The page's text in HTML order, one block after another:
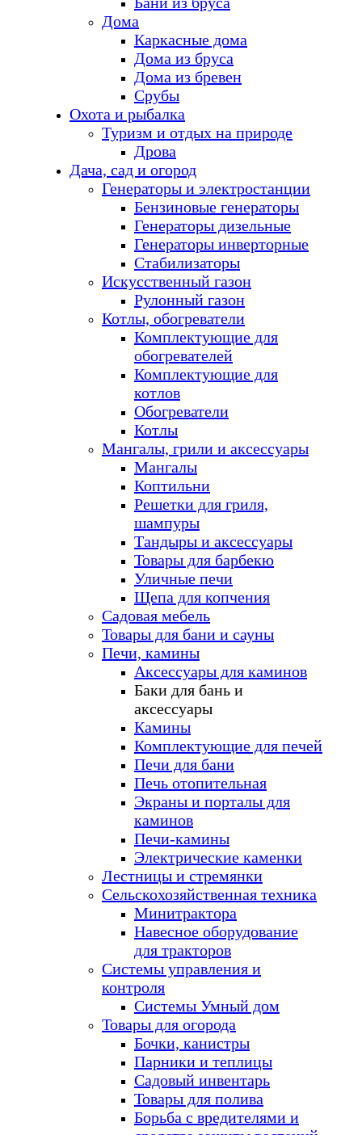
Дома
Каркасные дома
Дома из бруса
Дома из бревен
Срубы
Охота и рыбалка
Туризм и отдых на природе
Дрова
Дача, сад и огород
Генераторы и электростанции
Бензиновые генераторы
Генераторы дизельные
Генераторы инверторные
Стабилизаторы
Искусственный газон
Рулонный газон
Котлы, обогреватели
Комплектующие для
обогревателей
Комплектующие для
котлов
Обогреватели
Котлы
Мангалы, грили и аксессуары
Мангалы
Коптильни
Решетки для гриля,
шампуры
Тандыры и аксессуары
Товары для барбекю
Уличные печи
Щепа для копчения
Садовая мебель
Товары для бани и сауны
Печи, камины
Аксессуары для каминов
Баки для бань и
аксессуары
Камины
Комплектующие для печей
Печи для бани
Печь отопительная
Экраны и порталы для
каминов
Печи-камины
Электрические каменки
Лестницы и стремянки
Сельскохозяйственная техника
Минитрактора
Навесное оборудование
для тракторов
Системы управления и
контроля
Системы Умный дом
Товары для огорода
Бочки, канистры
Парники и теплицы
Садовый инвентарь
Товары для полива
Борьба с вредителями и